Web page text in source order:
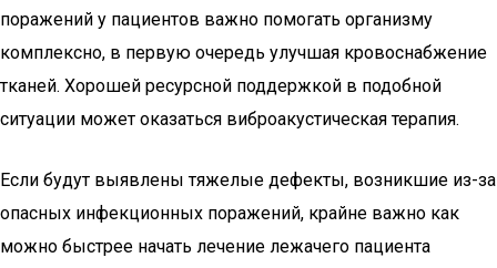
поражений у пациентов важно помогать организму
комплексно, в первую очередь улучшая кровоснабжение
тканей. Хорошей ресурсной поддержкой в подобной
ситуации может оказаться виброакустическая терапия.
Если будут выявлены тяжелые дефекты, возникшие из-за
опасных инфекционных поражений, крайне важно как
можно быстрее начать лечение лежачего пациента